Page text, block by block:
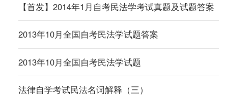
【首发】2014年1月自考民法学考试真题及试题答案
2013年10月全国自考民法学试题答案
2013年10月全国自考民法学试题
法律自学考试民法名词解释（三）